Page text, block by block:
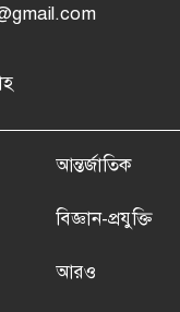
আন্তর্জাতিক
বিজ্ঞান-প্রযুক্তি
আরও